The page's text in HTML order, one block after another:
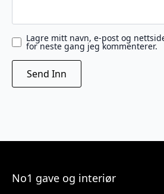
Lagre mitt navn, e-post og
for neste gang jeg kommenterer.
No1 gave og interiør